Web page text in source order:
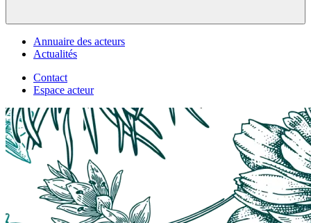
Annuaire des acteurs
Actualités
Contact
Espace acteur